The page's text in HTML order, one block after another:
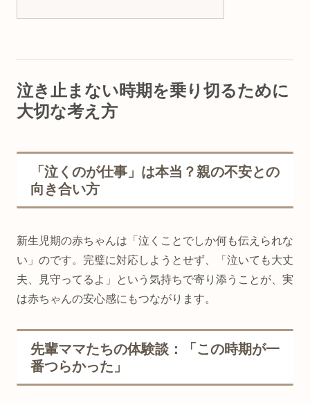
泣き止まない時期を乗り切るために
大切な考え方
「泣くのが仕事」は本当？親の不安との
向き合い方
新生児期の赤ちゃんは「泣くことでしか何も伝えられな
い」のです。完璧に対応しようとせず、「泣いても大丈
夫、見守ってるよ」という気持ちで寄り添うことが、実
は赤ちゃんの安心感にもつながります。
先輩ママたちの体験談：「この時期が一
番つらかった」